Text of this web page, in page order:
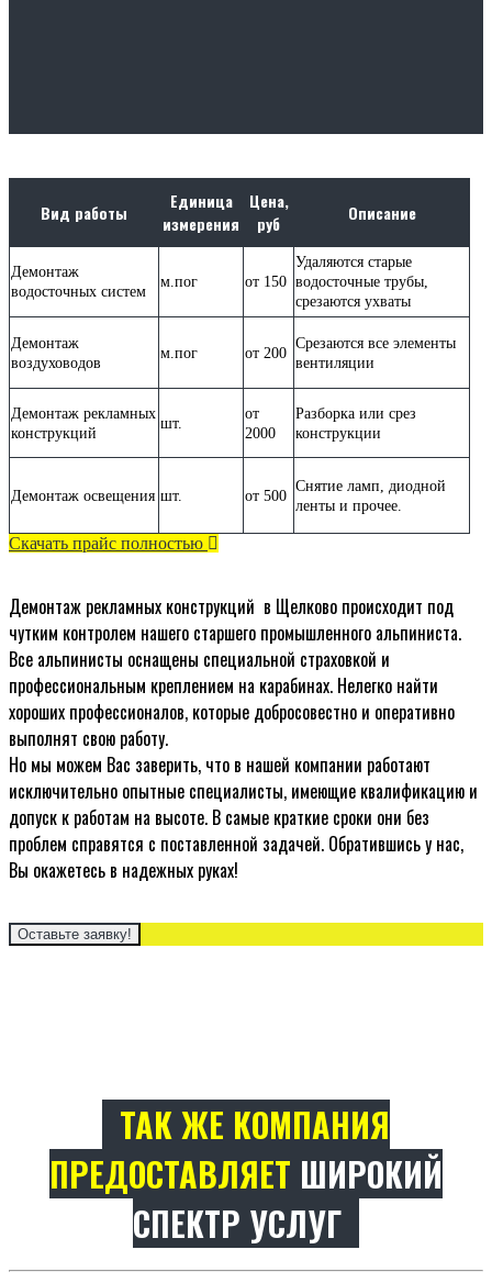
Вид работы
Единица
измерения
Цена,
руб
Описание
Демонтаж
водосточных систем
м.пог от 150
Удаляются старые
водосточные трубы,
срезаются ухваты
Демонтаж
воздуховодов
м.пог от 200
Срезаются все элементы
вентиляции
Демонтаж рекламных
конструкций
шт.
от
2000
Разборка или срез
конструкции
Демонтаж освещения шт. от 500
Снятие ламп, диодной
ленты и прочее.
Скачать прайс полностью
Демонтаж рекламных конструкций в Щелково происходит под
чутким контролем нашего старшего промышленного альпиниста.
Все альпинисты оснащены специальной страховкой и
профессиональным креплением на карабинах. Нелегко найти
хороших профессионалов, которые добросовестно и оперативно
выполнят свою работу.
Но мы можем Вас заверить, что в нашей компании работают
исключительно опытные специалисты, имеющие квалификацию и
допуск к работам на высоте. В самые краткие сроки они без
проблем справятся с поставленной задачей. Обратившись у нас,
Вы окажетесь в надежных руках!
Оставьте заявку!
ТАК ЖЕ КОМПАНИЯ
ПРЕДОСТАВЛЯЕТ ШИРОКИЙ
СПЕКТР УСЛУГ